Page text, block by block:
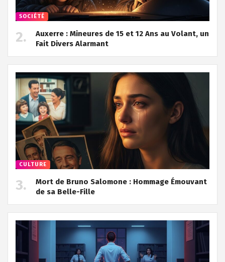
SOCIÉTÉ
Auxerre : Mineures de 15 et 12 Ans au Volant, un
Fait Divers Alarmant
CULTURE
Mort de Bruno Salomone : Hommage Émouvant
de sa Belle-Fille